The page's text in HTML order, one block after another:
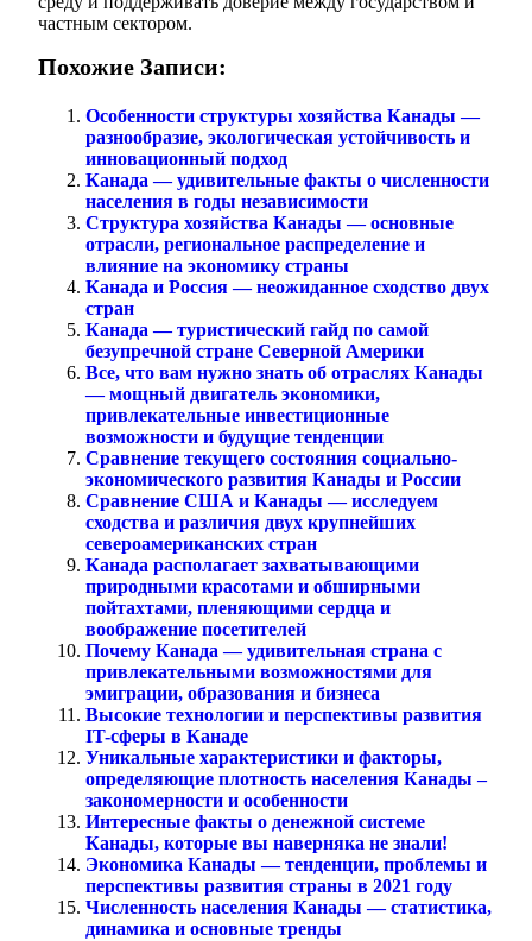
частным сектором.
Похожие Записи:
Особенности структуры хозяйства Канады —
разнообразие, экологическая устойчивость и
инновационный подход
Канада — удивительные факты о численности
населения в годы независимости
Структура хозяйства Канады — основные
отрасли, региональное распределение и
влияние на экономику страны
Канада и Россия — неожиданное сходство двух
стран
Канада — туристический гайд по самой
безупречной стране Северной Америки
Все, что вам нужно знать об отраслях Канады
— мощный двигатель экономики,
привлекательные инвестиционные
возможности и будущие тенденции
Сравнение текущего состояния социально-
экономического развития Канады и России
Сравнение США и Канады — исследуем
сходства и различия двух крупнейших
североамериканских стран
Канада располагает захватывающими
природными красотами и обширными
пойтахтами, пленяющими сердца и
воображение посетителей
Почему Канада — удивительная страна с
привлекательными возможностями для
эмиграции, образования и бизнеса
Высокие технологии и перспективы развития
IT-сферы в Канаде
Уникальные характеристики и факторы,
определяющие плотность населения Канады –
закономерности и особенности
Интересные факты о денежной системе
Канады, которые вы наверняка не знали!
Экономика Канады — тенденции, проблемы и
перспективы развития страны в 2021 году
Численность населения Канады — статистика,
динамика и основные тренды